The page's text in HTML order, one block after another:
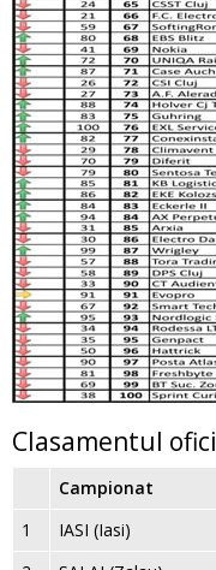
Clasamentul
Campionat
1
IASI (Iasi)